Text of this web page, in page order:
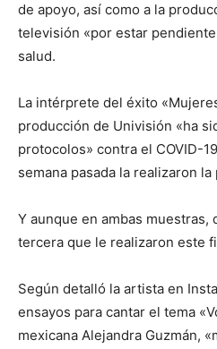
de apoyo, así como a la
televisión «por estar
salud.
La intérprete del éxito
producción de Univisión «ha
protocolos» contra el COVID-
semana pasada la realizaron
Y aunque en ambas muestras,
tercera que le realizaron este
Según detalló la artista en
ensayos para cantar el tema
mexicana Alejandra Guzmán,